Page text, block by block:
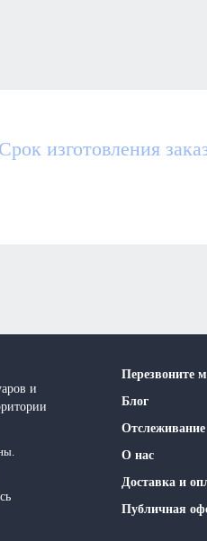
Срок изготовления
и
Перезвоните
Блог
Отслеживание
О нас
Доставка и
Публичная